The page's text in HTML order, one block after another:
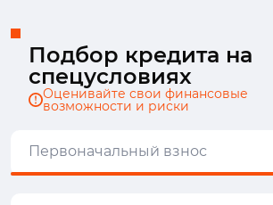
Подбор кредита на
спецусловиях
Оценивайте свои финансовые
возможности и риски
Первоначальный взнос